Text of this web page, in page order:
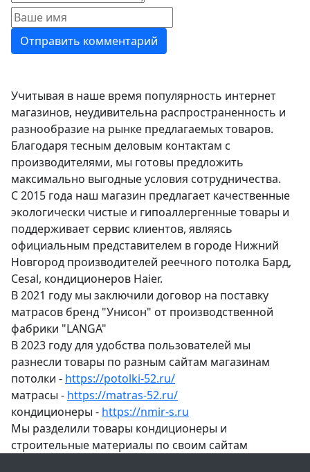
Учитывая в наше время популярность интернет
магазинов, неудивительна распространенность и
разнообразие на рынке предлагаемых товаров.
Благодаря тесным деловым контактам с
производителями, мы готовы предложить
максимально выгодные условия сотрудничества.
С 2015 года наш магазин предлагает качественные
экологически чистые и гипоаллергенные товары и
поддерживает сервис клиентов, являясь
официальным представителем в городе Нижний
Новгород производителей реечного потолка Бард,
Cesal, кондиционеров Haier.
В 2021 году мы заключили договор на поставку
матрасов бренд "Унисон" от производственной
фабрики "LANGA"
В 2023 году для удобства пользователей мы
разнесли товары по разным сайтам магазинам
потолки - https://potolki-52.ru/
матрасы - https://matras-52.ru/
кондиционеры - https://nmir-s.ru
Мы разделили товары кондиционеры и
строительные материалы по своим сайтам